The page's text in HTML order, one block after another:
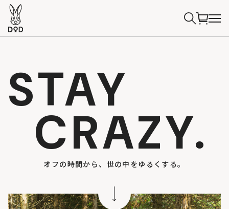
STAY
CRAZY.
オフの時間から、世の中をゆるくする。